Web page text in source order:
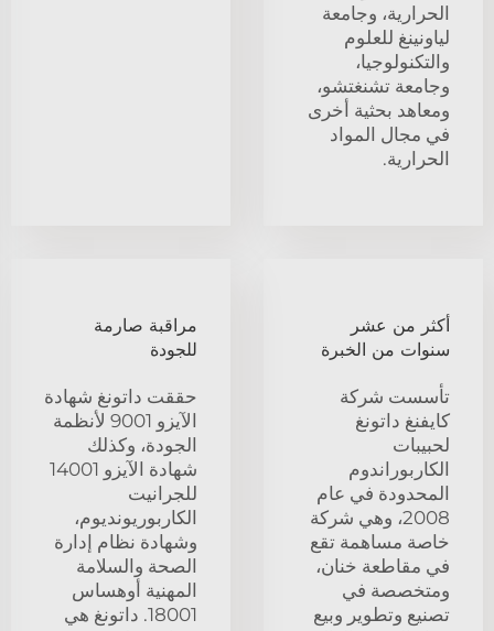
الحرارية، وجامعة
لياونينغ للعلوم
والتكنولوجيا،
وجامعة تشنغتشو،
ومعاهد بحثية أخرى
في مجال المواد
الحرارية.
أكثر من عشر
سنوات من الخبرة
تأسست شركة
كايفنغ داتونغ
لحبيبات
الكاربوراندوم
المحدودة في عام
2008، وهي شركة
خاصة مساهمة تقع
في مقاطعة خنان،
ومتخصصة في
تصنيع وتطوير وبيع
مراقبة صارمة
للجودة
حققت داتونغ شهادة
الآيزو 9001 لأنظمة
الجودة، وكذلك
شهادة الآيزو 14001
للجرانيت
الكاربوريونديوم،
وشهادة نظام إدارة
الصحة والسلامة
المهنية أوهساس
18001. داتونغ هي